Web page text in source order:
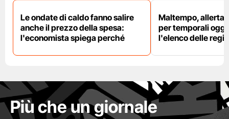
Le ondate di caldo fanno salire
anche il prezzo della spesa:
l'economista spiega perché
Maltempo, allerta
per temporali oggi
l'elenco delle
Più che un giornale